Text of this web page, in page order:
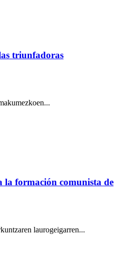
triunfadoras
formación comunista de
laurogeigarren...